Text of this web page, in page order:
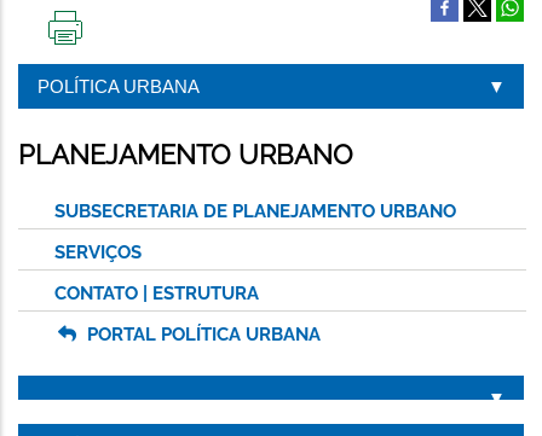
ESTA
PÁGINA
POLÍTICA URBANA
PLANEJAMENTO URBANO
SUBSECRETARIA DE PLANEJAMENTO URBANO
SERVIÇOS
CONTATO | ESTRUTURA
PORTAL POLÍTICA URBANA